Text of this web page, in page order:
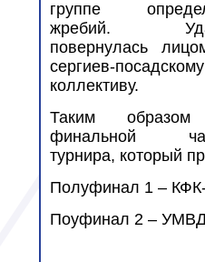
группе
жребий.
повернулась
сергиев-посадскому
коллективу.
Таким
финальной
турнира, который
Полуфинал 1 –
Поуфинал 2 – УМВД